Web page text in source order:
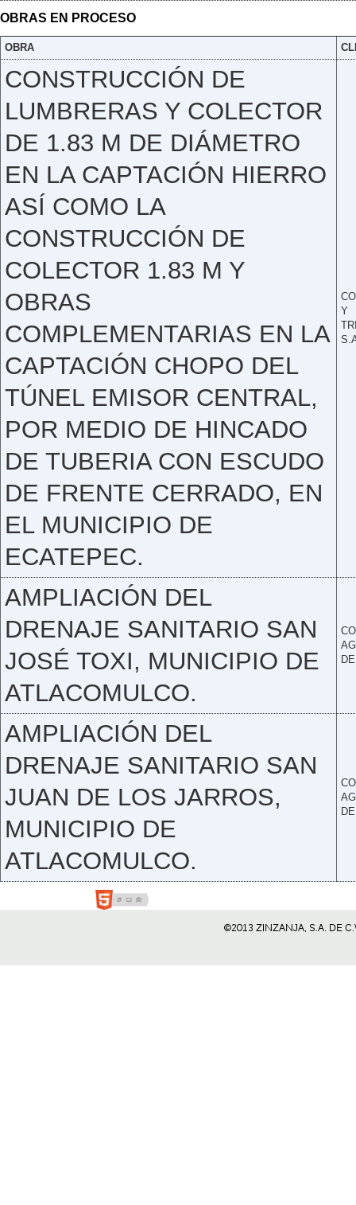
OBRAS EN PROCESO
OBRA
CONSTRUCCIÓN DE
LUMBRERAS Y COLECTOR
DE 1.83 M DE DIÁMETRO
EN LA CAPTACIÓN HIERRO
ASÍ COMO LA
CONSTRUCCIÓN DE
COLECTOR 1.83 M Y
OBRAS
COMPLEMENTARIAS EN LA
CAPTACIÓN CHOPO DEL
TÚNEL EMISOR CENTRAL,
POR MEDIO DE HINCADO
DE TUBERIA CON ESCUDO
DE FRENTE CERRADO, EN
EL MUNICIPIO DE
ECATEPEC.
Y
AMPLIACIÓN DEL
DRENAJE SANITARIO SAN
JOSÉ TOXI, MUNICIPIO DE
ATLACOMULCO.
AMPLIACIÓN DEL
DRENAJE SANITARIO SAN
JUAN DE LOS JARROS,
MUNICIPIO DE
ATLACOMULCO.
©2013 ZINZANJA, S.A. DE